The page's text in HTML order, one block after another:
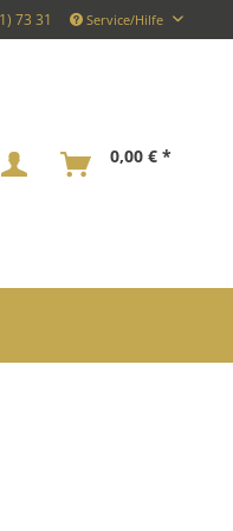
73 31 Service/Hilfe
0,00 € *